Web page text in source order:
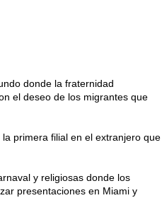
donde la fraternidad
el deseo de los migrantes que
primera filial en el extranjero que
y religiosas donde los
presentaciones en Miami y